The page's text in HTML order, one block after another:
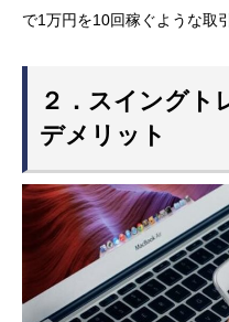
で1万円を10回稼ぐような取
２．スイングト
デメリット